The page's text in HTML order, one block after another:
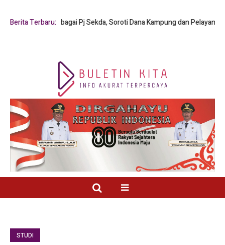
Berita Terbaru:
sebagai Pj Sekda, Soroti Dana Kampung dan Pelayanan Publik
STUDI